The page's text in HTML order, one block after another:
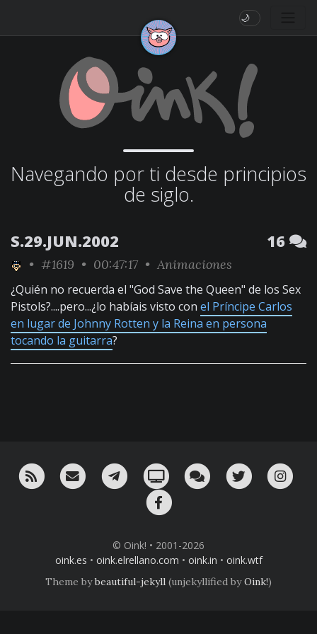
🌙
Navegando por ti desde principios
de siglo.
S.29.JUN.2002 16
• #1619 • 00:47:17 • Animaciones
¿Quién no recuerda el "God Save the Queen" de los Sex
Pistols?....pero...¿lo habíais visto con el Príncipe Carlos
en lugar de Johnny Rotten y la Reina en persona
tocando la guitarra?
RSS ¡Mándame un email!¡Nuestro canal en Telegram!
Oink! TV Charla con nosotros
Twitter
© Oink! • 2001-2026
oink.es • oink.elrellano.com • oink.in • oink.wtf
Theme bybeautiful-jekyll (unjekyllified byOink!)